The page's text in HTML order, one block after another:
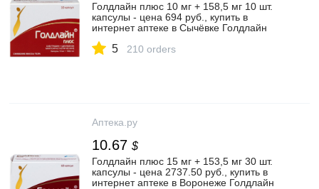
Голдлайн плюс 10 мг + 158,5 мг 10 шт.
капсулы - цена 694 руб., купить в
интернет аптеке в Сычёвке Голдлайн
инструкция по применению
5 210 orders
Аптека.ру
10.67 $
Голдлайн плюс 15 мг + 153,5 мг 30 шт.
капсулы - цена 2737.50 руб., купить в
интернет аптеке в Воронеже Голдлайн